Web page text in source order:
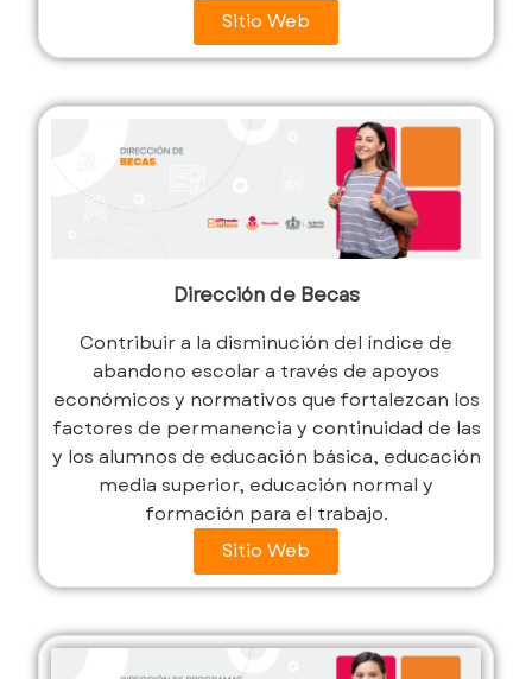
Sitio Web
Dirección de Becas
Contribuir a la disminución del índice de
abandono escolar a través de apoyos
económicos y normativos que fortalezcan los
factores de permanencia y continuidad de las
y los alumnos de educación básica, educación
media superior, educación normal y
formación para el trabajo.
Sitio Web